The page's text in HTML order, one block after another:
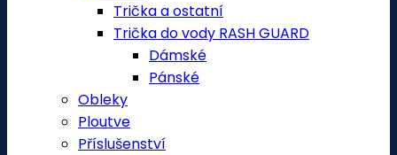
Trička a ostatní
Trička do vody RASH GUARD
Dámské
Pánské
Obleky
Ploutve
Příslušenství